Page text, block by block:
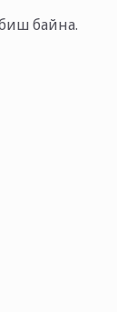
биш байна.